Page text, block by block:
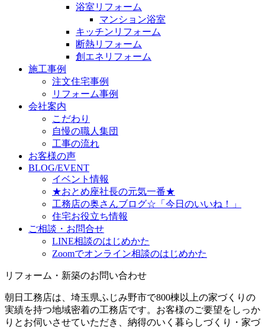
浴室リフォーム
マンション浴室
キッチンリフォーム
断熱リフォーム
創エネリフォーム
施工事例
注文住宅事例
リフォーム事例
会社案内
こだわり
自慢の職人集団
工事の流れ
お客様の声
BLOG/EVENT
イベント情報
★おとめ座社長の元気一番★
工務店の奥さんブログ☆「今日のいいね！」
住宅お役立ち情報
ご相談・お問合せ
LINE相談のはじめかた
Zoomでオンライン相談のはじめかた
リフォーム・新築のお問い合わせ
朝日工務店は、埼玉県ふじみ野市で800棟以上の家づくりの
実績を持つ地域密着の工務店です。お客様のご要望をしっか
りとお伺いさせていただき、納得のいく暮らしづくり・家づ